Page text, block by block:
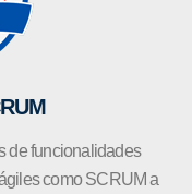
de funcionalidades
como SCRUM a